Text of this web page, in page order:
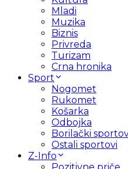
Mladi
Muzika
Biznis
Privreda
Turizam
Crna hronika
Sport
Nogomet
Rukomet
Košarka
Odbojka
Borilački
Ostali sportovi
Z-Info